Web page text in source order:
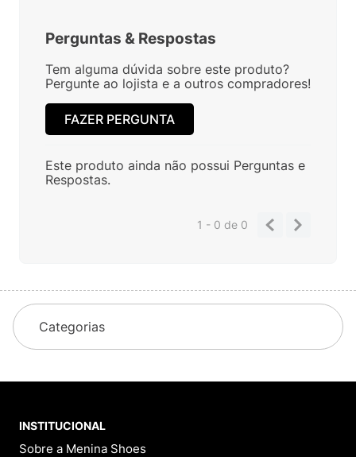
Perguntas & Respostas
Tem alguma dúvida sobre este produto?
Pergunte ao lojista e a outros compradores!
FAZER PERGUNTA
Este produto ainda não possui Perguntas e
Respostas.
1 - 0de 0
Categorias
INSTITUCIONAL
Sobre a Menina Shoes